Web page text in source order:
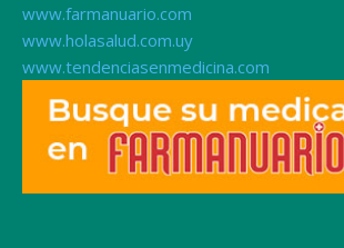
www.farmanuario.com
www.holasalud.com.uy
www.tendenciasenmedicina.com